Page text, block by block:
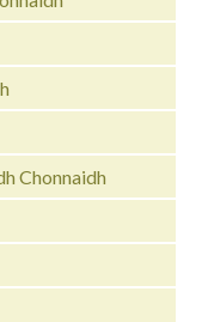
Chonnaidh